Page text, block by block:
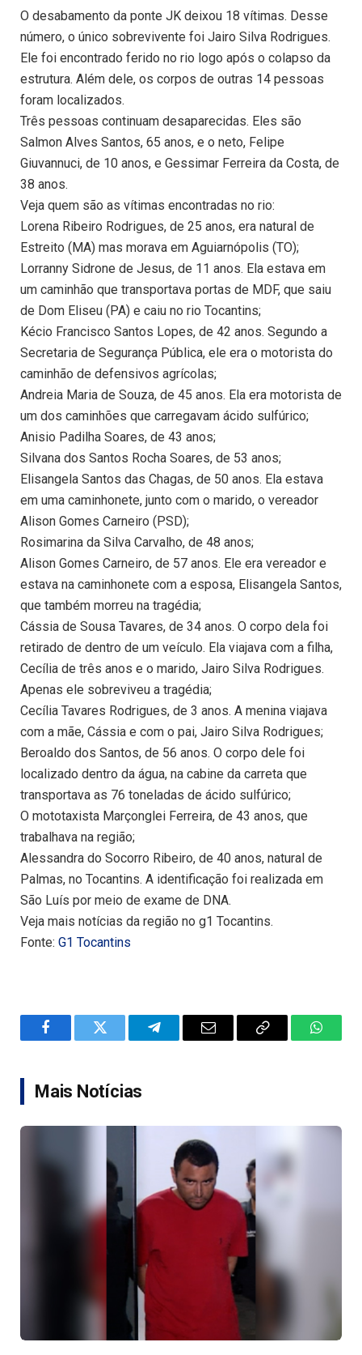
O desabamento da ponte JK deixou 18 vítimas. Desse
número, o único sobrevivente foi Jairo Silva Rodrigues.
Ele foi encontrado ferido no rio logo após o colapso da
estrutura. Além dele, os corpos de outras 14 pessoas
foram localizados.
Três pessoas continuam desaparecidas. Eles são
Salmon Alves Santos, 65 anos, e o neto, Felipe
Giuvannuci, de 10 anos, e Gessimar Ferreira da Costa, de
38 anos.
Veja quem são as vítimas encontradas no rio:
Lorena Ribeiro Rodrigues, de 25 anos, era natural de
Estreito (MA) mas morava em Aguiarnópolis (TO);
Lorranny Sidrone de Jesus, de 11 anos. Ela estava em
um caminhão que transportava portas de MDF, que saiu
de Dom Eliseu (PA) e caiu no rio Tocantins;
Kécio Francisco Santos Lopes, de 42 anos. Segundo a
Secretaria de Segurança Pública, ele era o motorista do
caminhão de defensivos agrícolas;
Andreia Maria de Souza, de 45 anos. Ela era motorista de
um dos caminhões que carregavam ácido sulfúrico;
Anisio Padilha Soares, de 43 anos;
Silvana dos Santos Rocha Soares, de 53 anos;
Elisangela Santos das Chagas, de 50 anos. Ela estava
em uma caminhonete, junto com o marido, o vereador
Alison Gomes Carneiro (PSD);
Rosimarina da Silva Carvalho, de 48 anos;
Alison Gomes Carneiro, de 57 anos. Ele era vereador e
estava na caminhonete com a esposa, Elisangela Santos,
que também morreu na tragédia;
Cássia de Sousa Tavares, de 34 anos. O corpo dela foi
retirado de dentro de um veículo. Ela viajava com a filha,
Cecília de três anos e o marido, Jairo Silva Rodrigues.
Apenas ele sobreviveu a tragédia;
Cecília Tavares Rodrigues, de 3 anos. A menina viajava
com a mãe, Cássia e com o pai, Jairo Silva Rodrigues;
Beroaldo dos Santos, de 56 anos. O corpo dele foi
localizado dentro da água, na cabine da carreta que
transportava as 76 toneladas de ácido sulfúrico;
O mototaxista Marçonglei Ferreira, de 43 anos, que
trabalhava na região;
Alessandra do Socorro Ribeiro, de 40 anos, natural de
Palmas, no Tocantins. A identificação foi realizada em
São Luís por meio de exame de DNA.
Veja mais notícias da região no g1 Tocantins.
Fonte: G1 Tocantins
FacebookTwitter TelegramEmail
Copy
Mais Notícias